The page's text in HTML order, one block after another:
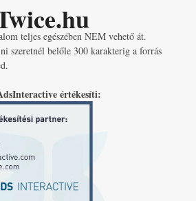
teljes egészében NEM vehető át.
szeretnél belőle 300 karakterig a forrás
értékesíti: